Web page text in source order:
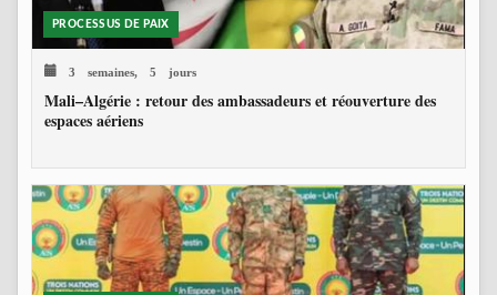
PROCESSUS DE PAIX
3 semaines, 5 jours
Mali–Algérie : retour des ambassadeurs et réouverture des
espaces aériens